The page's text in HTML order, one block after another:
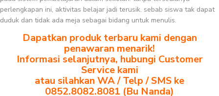
perlengkapan ini, aktivitas belajar jadi terusik. sebab siswa tak dapat
duduk dan tidak ada meja sebagai bidang untuk menulis.
Dapatkan produk terbaru kami dengan
penawaran menarik!
Informasi selanjutnya, hubungi Customer
Service kami
atau silahkan WA / Telp / SMS ke
0852.8082.8081 (Bu Nanda)